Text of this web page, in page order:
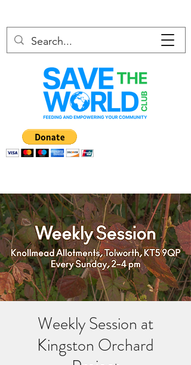
Weekly Session at
Kingston Orchard